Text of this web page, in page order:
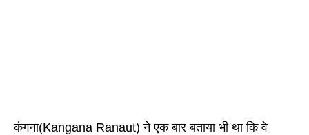
कंगना(Kangana Ranaut) ने एक बार बताया भी था कि वे